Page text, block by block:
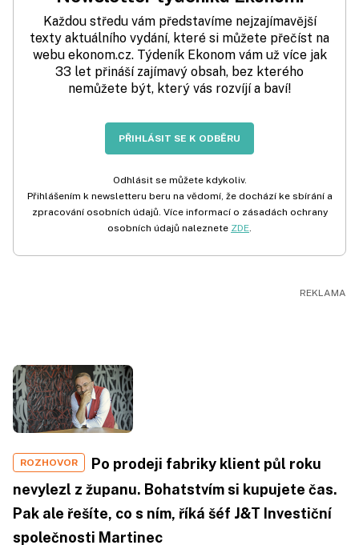
Každou středu vám představíme nejzajímavější
texty aktuálního vydání, které si můžete přečíst na
webu ekonom.cz. Týdeník Ekonom vám už více jak
33 let přináší zajímavý obsah, bez kterého
nemůžete být, který vás rozvíjí a baví!
PŘIHLÁSIT SE K ODBĚRU
Odhlásit se můžete kdykoliv.
Přihlášením k newsletteru beru na vědomí, že dochází ke sbírání a
zpracování osobních údajů. Více informací o zásadách ochrany
osobních údajů naleznete ZDE.
ROZHOVOR
Po prodeji fabriky klient půl roku
nevylezl z županu. Bohatstvím si kupujete čas.
Pak ale řešíte, co s ním, říká šéf J&T Investiční
společnosti Martinec